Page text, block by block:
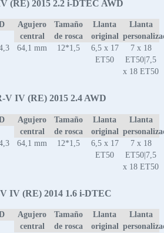
(RE) 2015 2.2 i-DTEC AWD
Agujero
central
Tamaño
de rosca
Llanta
original
Llanta
64,1 mm 12*1,5
6,5 x 17
ET50
7 x 18
ET50|7,5
x 18 ET50
V IV (RE) 2015 2.4 AWD
Agujero
central
Tamaño
de rosca
Llanta
original
Llanta
64,1 mm 12*1,5
6,5 x 17
ET50
7 x 18
ET50|7,5
x 18 ET50
IV (RE) 2014 1.6 i-DTEC
Agujero
central
Tamaño
de rosca
Llanta
original
Llanta